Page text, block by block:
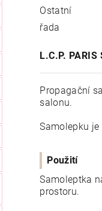
L.C.P. PARIS
Propagační
salonu.
Samolepku
Použití
Samoleptka
prostoru.